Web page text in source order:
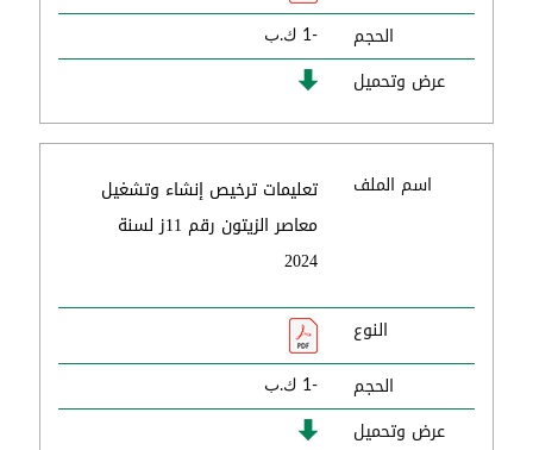
الحجم
-1 ك.ب
عرض وتحميل
اسم الملف
تعليمات ترخيص إنشاء وتشغيل
معاصر الزيتون رقم 11ز لسنة
2024
النوع
الحجم
-1 ك.ب
عرض وتحميل